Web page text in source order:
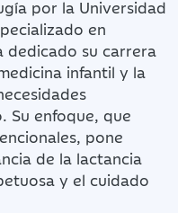
por la Universidad
en
dedicado su carrera
infantil y la
Su enfoque, que
pone
de la lactancia
y el cuidado